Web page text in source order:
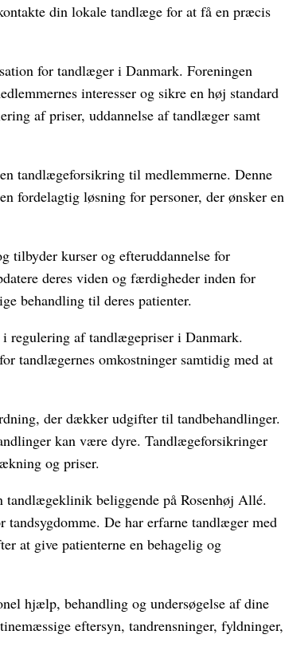
din lokale tandlæge for at få en præcis
for tandlæger i Danmark. Foreningen
interesser og sikre en høj standard
af priser, uddannelse af tandlæger samt
tandlægeforsikring til medlemmerne. Denne
fordelagtig løsning for personer, der ønsker en
tilbyder kurser og efteruddannelse for
deres viden og færdigheder inden for
behandling til deres patienter.
regulering af tandlægepriser i Danmark.
tandlægernes omkostninger samtidig med at
der dækker udgifter til tandbehandlinger.
kan være dyre. Tandlægeforsikringer
og priser.
tandlægeklinik beliggende på Rosenhøj Allé.
De har erfarne tandlæger med
at give patienterne en behagelig og
hjælp, behandling og undersøgelse af dine
eftersyn, tandrensninger, fyldninger,